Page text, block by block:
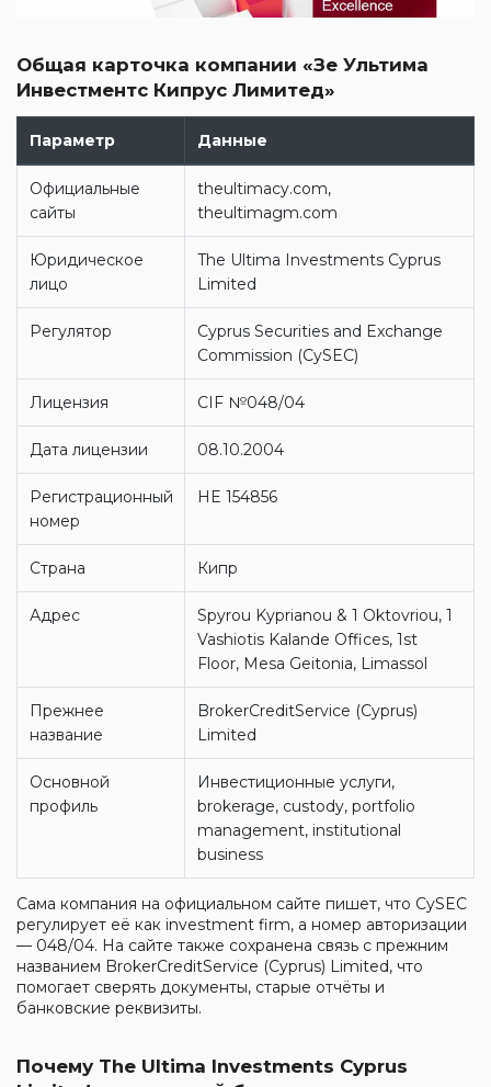
Общая карточка компании «Зе Ультима
Инвестментс Кипрус Лимитед»
Параметр Данные
Официальные
сайты
theultimacy.com,
theultimagm.com
Юридическое
лицо
The Ultima Investments Cyprus
Limited
Регулятор
Cyprus Securities and Exchange
Commission (CySEC)
Лицензия CIF №048/04
Дата лицензии 08.10.2004
Регистрационный
номер
HE 154856
Страна Кипр
Адрес
Spyrou Kyprianou & 1 Oktovriou, 1
Vashiotis Kalande Offices, 1st
Floor, Mesa Geitonia, Limassol
Прежнее
название
BrokerCreditService (Cyprus)
Limited
Основной
профиль
Инвестиционные услуги,
brokerage, custody, portfolio
management, institutional
business
Сама компания на официальном сайте пишет, что CySEC
регулирует её как investment firm, а номер авторизации
— 048/04. На сайте также сохранена связь с прежним
названием BrokerCreditService (Cyprus) Limited, что
помогает сверять документы, старые отчёты и
банковские реквизиты.
Почему The Ultima Investments Cyprus